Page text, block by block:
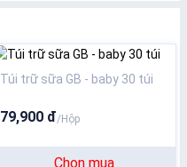
Túi trữ sữa GB - baby 30 túi
79,900 đ/Hộp
Chọn mua